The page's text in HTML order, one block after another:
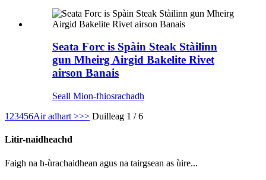
Seata Forc is Spàin Steak Stàilinn
gun Mheirg Airgid Bakelite Rivet
airson Banais
Seall Mion-fhiosrachadh
1 23456Air adhart >>> Duilleag 1 / 6
Litir-naidheachd
Faigh na h-ùrachaidhean agus na tairgsean as ùire...